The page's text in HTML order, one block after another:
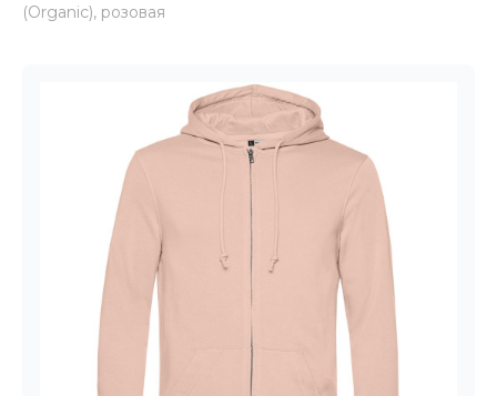
(Organic), розовая